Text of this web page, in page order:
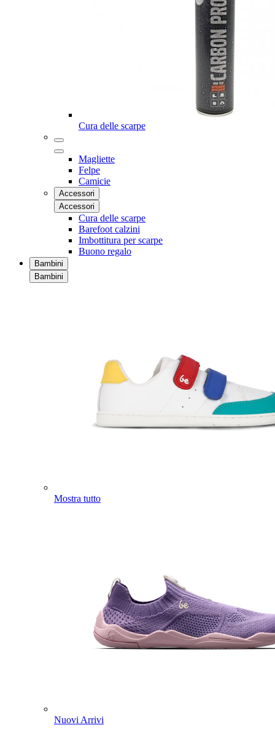
Cura delle scarpe
Magliette
Felpe
Camicie
Accessori
Accessori
Cura delle scarpe
Barefoot calzini
Imbottitura per scarpe
Buono regalo
Bambini
Bambini
Mostra tutto
Nuovi Arrivi